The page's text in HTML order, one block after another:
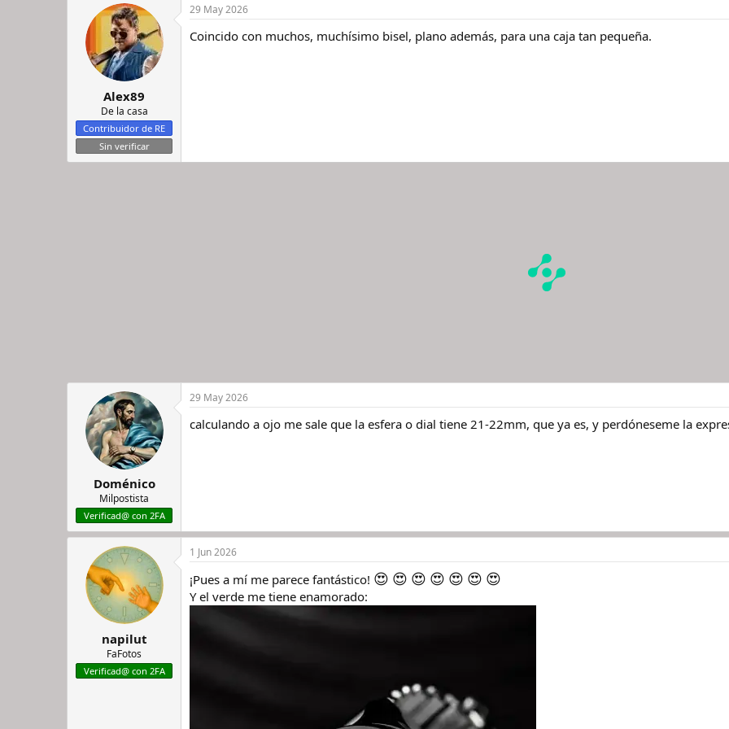
Alex89
De la casa
Contribuidor de RE
Sin verificar
29 May 2026
Coincido con muchos, muchísimo bisel, plano además, para una caja tan pequeña.
Doménico
Milpostista
Verificad@ con 2FA
29 May 2026
calculando a ojo me sale que la esfera o dial tiene 21-22mm, que ya es, y perdóneseme la
napilut
FaFotos
Verificad@ con 2FA
1 Jun 2026
¡Pues a mí me parece fantástico! 😍 😍 😍 😍 😍 😍 😍
Y el verde me tiene enamorado: